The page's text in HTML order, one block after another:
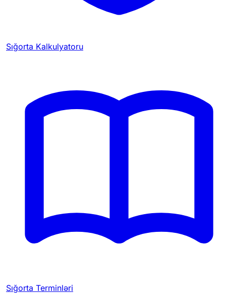
Sığorta Kalkulyatoru
Sığorta Terminləri